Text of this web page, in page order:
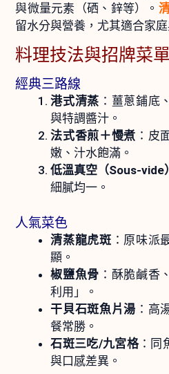
與微量元素（硒、鋅等）。
留水分與營養，尤其適合家庭
料理技法與招牌菜
經典三路線
港式清蒸 ：薑蔥鋪底
與特調醬汁。
法式香煎＋慢煮 ：皮
嫩、汁水飽滿。
低溫真空（Sous-vide）
細膩均一。
人氣菜色
清蒸龍虎斑 ：原味派
顯。
椒鹽魚骨 ：酥脆鹹香
利用」。
干貝石斑魚片湯 ：高
餐常勝。
石斑三吃/九宮格：同
與口感差異。